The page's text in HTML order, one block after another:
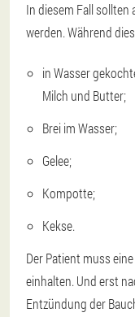
In diesem Fall
werden. Während
in Wasser
Milch und Butter;
Brei im Wasser;
Gelee;
Kompotte;
Kekse.
Der Patient muss
einhalten. Und erst
Entzündung der